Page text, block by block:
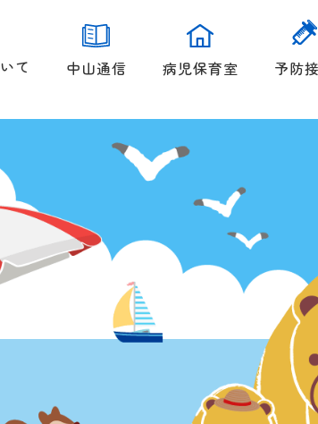
て 中山通信 病児保育室 予防